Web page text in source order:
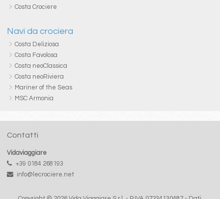
Costa Crociere
Navi da crociera
Costa Deliziosa
Costa Favolosa
Costa neoClassica
Costa neoRiviera
Mariner of the Seas
MSC Armonia
Contatti
Vidaviaggiare
+39 0184 268193
info@lecrociere.net